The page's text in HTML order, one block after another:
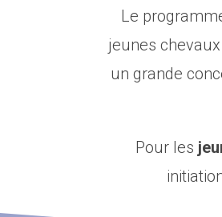
Le
jeunes
un grande
Pour les